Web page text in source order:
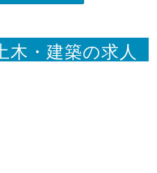
木・建築の求人